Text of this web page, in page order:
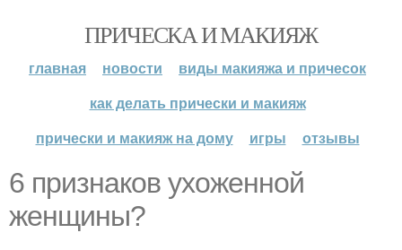
ПРИЧЕСКА И МАКИЯЖ
главная новости
виды макияжа и причесок
как делать прически и макияж
прически и макияж на дому
игры отзывы
6 признаков ухоженной
женщины?